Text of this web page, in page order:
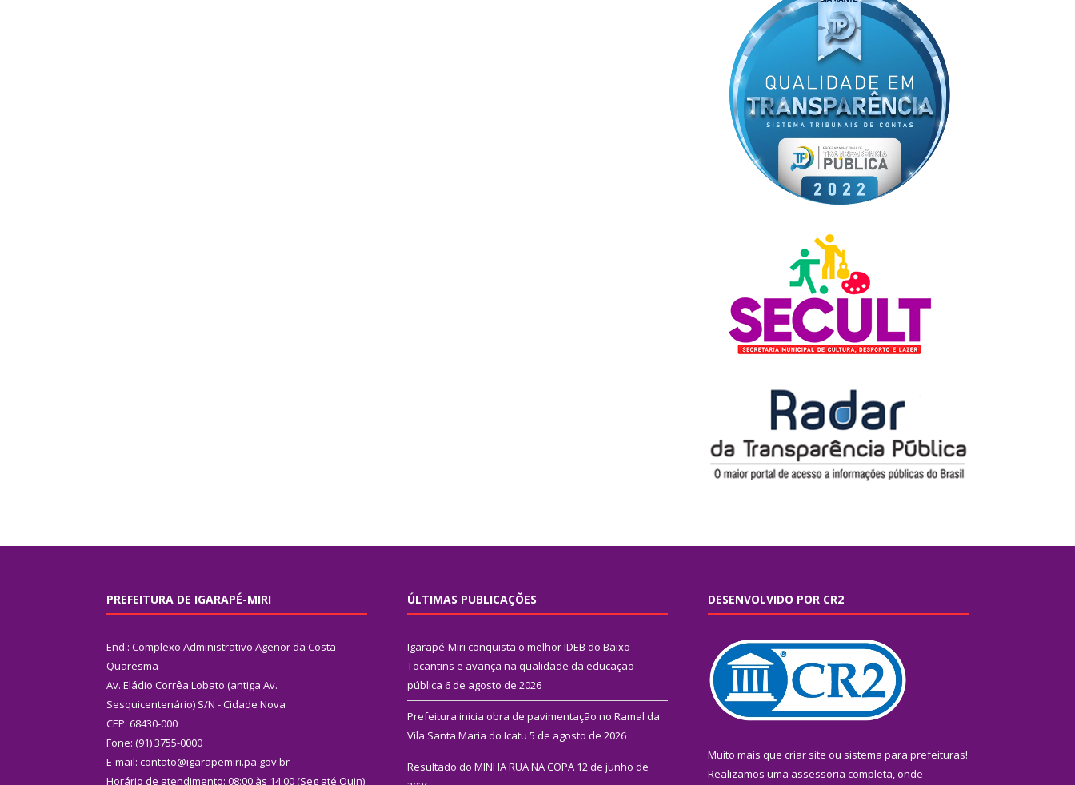
PREFEITURA DE IGARAPÉ-MIRI
End.: Complexo Administrativo Agenor da Costa
Quaresma
Av. Eládio Corrêa Lobato (antiga Av.
Sesquicentenário) S/N - Cidade Nova
CEP: 68430-000
Fone: (91) 3755-0000
E-mail: contato@igarapemiri.pa.gov.br
Horário de atendimento: 08:00 às 14:00 (Seg até Quin)
ÚLTIMAS PUBLICAÇÕES
Igarapé-Miri conquista o melhor IDEB do Baixo
Tocantins e avança na qualidade da educação
pública 6 de agosto de 2026
Prefeitura inicia obra de pavimentação no Ramal da
Vila Santa Maria do Icatu 5 de agosto de 2026
Resultado do MINHA RUA NA COPA 12 de junho de
DESENVOLVIDO POR CR2
Muito mais que criar site ou sistema para prefeituras!
Realizamos uma assessoria completa, onde